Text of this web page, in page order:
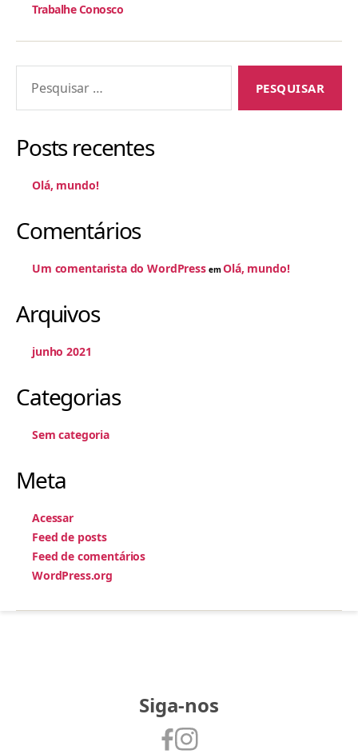
Trabalhe Conosco
Posts recentes
Olá, mundo!
Comentários
Um comentarista do WordPressemOlá, mundo!
Arquivos
junho 2021
Categorias
Sem categoria
Meta
Acessar
Feed de posts
Feed de comentários
WordPress.org
Siga-nos